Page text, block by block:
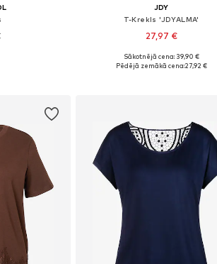
JDY
T-Krekls 'JDYALMA'
27,97 €
Pieejamie izmēri: XS, S, M, L, XL
Sākotnējā cena: 39,90 €
Pēdējā zemākā cena:27,92 €